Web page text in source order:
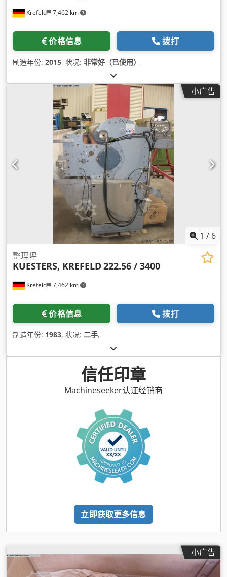
Krefeld 7,462 km
价格信息 拨打
制造年份: 2015, 状况: 非常好（已使用） ,
小广告
1 / 6
Krefeld 7,462 km
整理坪
KUESTERS, KREFELD222.56 / 3400
价格信息 拨打
制造年份: 1983, 状况: 二手,
信任印章
Machineseeker认证经销商
立即获取更多信息
小广告